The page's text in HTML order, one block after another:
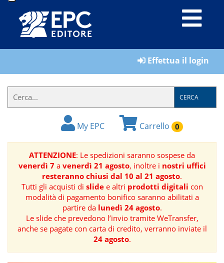
LIBRI
IL
FORMATORE
BOOK
RIVISTE
MANUALISTICA
SOFTWARE
Effettua il login
CERCA
My EPC Carrello 0
ATTENZIONE: Le spedizioni saranno sospese da
venerdì 7a venerdì 21 agosto, inoltre i nostri uffici
resteranno chiusi dal 10 al 21 agosto.
Tutti gli acquisti di slidee altri prodotti digitali con
modalità di pagamento bonifico saranno abilitati a
partire da lunedì 24 agosto.
Le slide che prevedono l’invio tramite WeTransfer,
anche se pagate con carta di credito, verranno inviate il
24 agosto.